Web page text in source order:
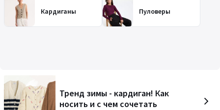
Кардиганы Пуловеры
Тренд зимы - кардиган! Как
носить и с чем сочетать